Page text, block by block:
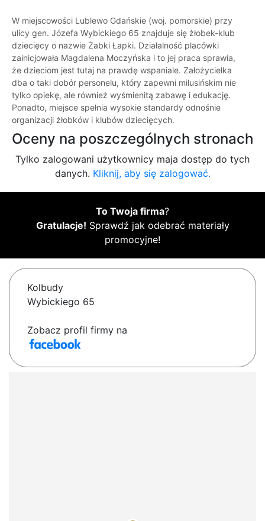
W miejscowości Lublewo Gdańskie (woj. pomorskie) przy
ulicy gen. Józefa Wybickiego 65 znajduje się żłobek-klub
dziecięcy o nazwie Żabki Łapki. Działalność placówki
zainicjowała Magdalena Moczyńska i to jej praca sprawia,
że dzieciom jest tutaj na prawdę wspaniale. Założycielka
dba o taki dobór personelu, który zapewni milusińskim nie
tylko opiekę, ale również wyśmienitą zabawę i edukację.
Ponadto, miejsce spełnia wysokie standardy odnośnie
organizacji żłobków i klubów dziecięcych.
Oceny na poszczególnych stronach
Tylko zalogowani użytkownicy maja dostęp do tych
danych. Kliknij, aby się zalogować.
To Twoja firma?
Gratulacje! Sprawdź jak odebrać materiały
promocyjne!
Kolbudy
Wybickiego 65
Zobacz profil firmy na